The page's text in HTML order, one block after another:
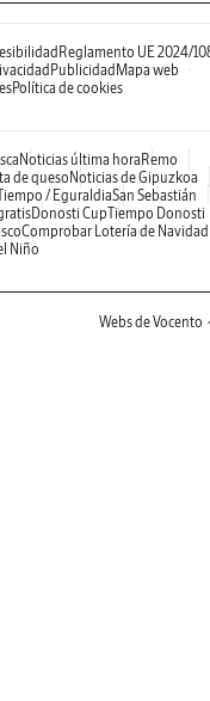
Reglamento UE 2024/
PublicidadMapa web
Política de cookies
Noticias última horaRemo
de quesoNoticias de Gipuzkoa
/ EguraldiaSan Sebastián
Donosti CupTiempo Donosti
Comprobar Lotería de Navidad
Niño
Webs de Vocento